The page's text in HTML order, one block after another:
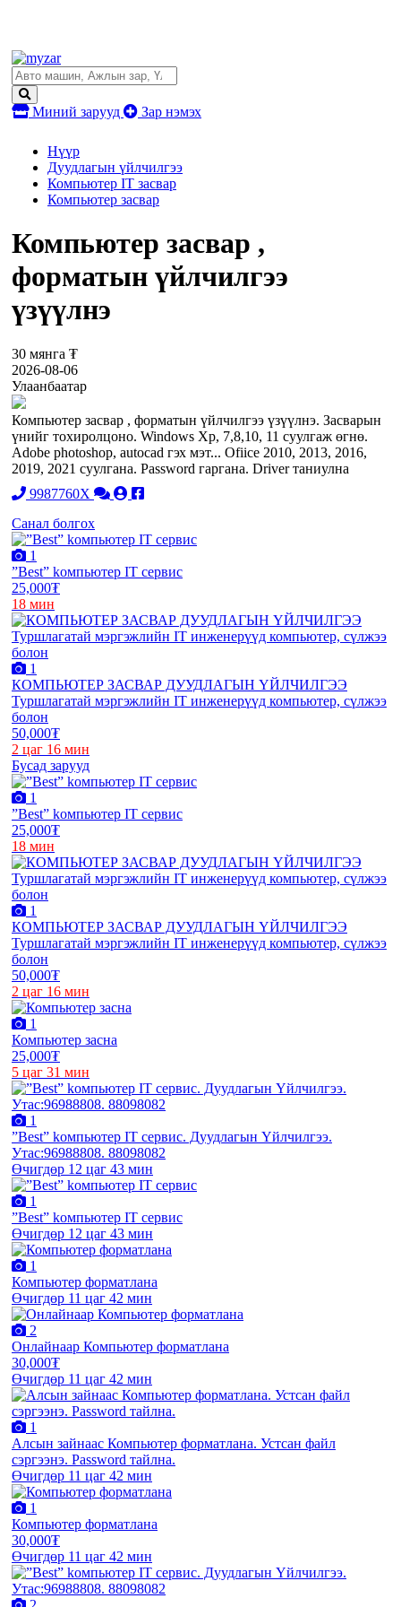
Миний зарууд Зар нэмэх
Нүүр
Дуудлагын үйлчилгээ
Компьютер IT засвар
Компьютер засвар
Компьютер засвар ,
форматын үйлчилгээ
үзүүлнэ
30 мянга ₮
2026-08-06
Улаанбаатар
Компьютер засвар , форматын үйлчилгээ үзүүлнэ. Засварын
үнийг тохиролцоно. Windows Xp, 7,8,10, 11 суулгаж өгнө.
Adobe photoshop, autocad гэх мэт... Ofiice 2010, 2013, 2016,
2019, 2021 суулгана. Password гаргана. Driver таниулна
9987760X
Санал болгох
1
”Best” kомпьютер IT сервис
25,000₮
18 мин
1
КОМПЬЮТЕР ЗАСВАР ДУУДЛАГЫН ҮЙЛЧИЛГЭЭ
Туршлагатай мэргэжлийн IT инженерүүд компьютер, сүлжээ
болон
50,000₮
2 цаг 16 мин
Бусад зарууд
1
”Best” kомпьютер IT сервис
25,000₮
18 мин
1
КОМПЬЮТЕР ЗАСВАР ДУУДЛАГЫН ҮЙЛЧИЛГЭЭ
Туршлагатай мэргэжлийн IT инженерүүд компьютер, сүлжээ
болон
50,000₮
2 цаг 16 мин
1
Компьютер засна
25,000₮
5 цаг 31 мин
1
”Best” kомпьютер IT сервис. Дуудлагын Үйлчилгээ.
Утас:96988808. 88098082
Өчигдөр 12 цаг 43 мин
1
”Best” kомпьютер IT сервис
Өчигдөр 12 цаг 43 мин
1
Компьютер форматлана
Өчигдөр 11 цаг 42 мин
2
Онлайнаар Компьютер форматлана
30,000₮
Өчигдөр 11 цаг 42 мин
1
Алсын зайнаас Компьютер форматлана. Устсан файл
сэргээнэ. Password тайлна.
Өчигдөр 11 цаг 42 мин
1
Компьютер форматлана
30,000₮
Өчигдөр 11 цаг 42 мин